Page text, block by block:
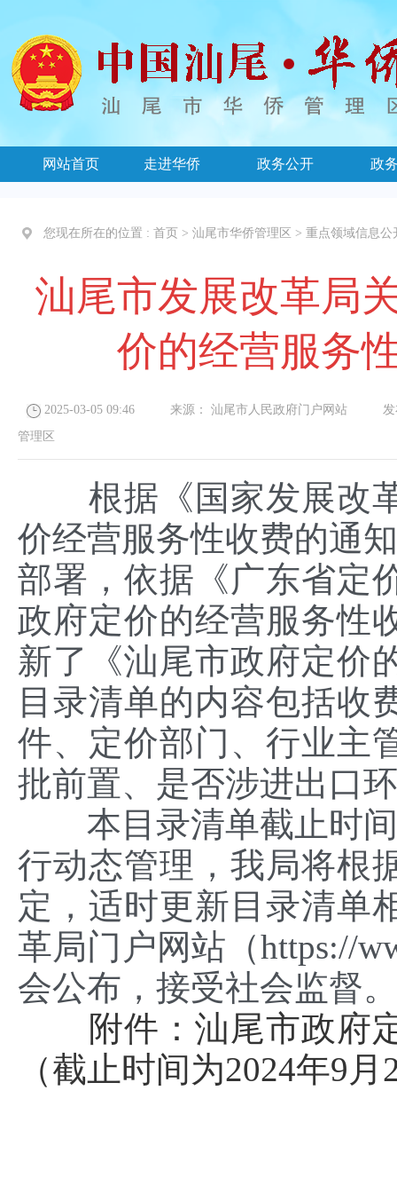
网站首页 走进华侨 政务公开 政
您现在所在的位置 : 首页 > 汕尾市华侨管理区 > 重点领域信息公
汕尾市发展改革局
价的经营服务
2025-03-05 09:46 来源： 汕尾市人民政府门户网站 发布
管理区
根据《国家发展改革
价经营服务性收费的通
部署，依据《广东省定
政府定价的经营服务性
新了《汕尾市政府定价
目录清单的内容包括收
件、定价部门、行业主
批前置、是否涉进出口
本目录清单截止时间
行动态管理，我局将根
定，适时更新目录清单
革局门户网站（https://
会公布，接受社会监督。
附件：汕尾市政府
（截止时间为2024年9